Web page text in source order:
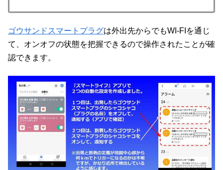
ゴウサンドスマートプラグは外出先からでもWI-FIを通じ
て、オンオフの状態を把握できるので操作されたことが確
認できます。